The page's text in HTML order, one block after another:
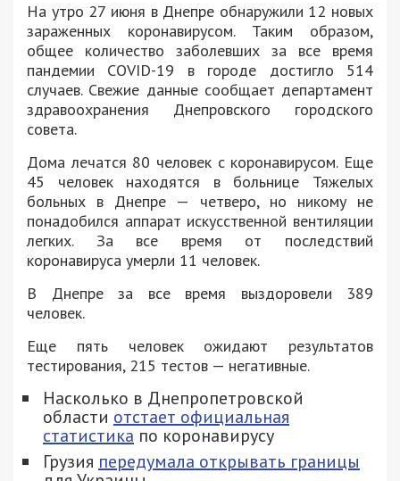
На утро 27 июня в Днепре обнаружили 12 новых
зараженных коронавирусом. Таким образом,
общее количество заболевших за все время
пандемии COVID-19 в городе достигло 514
случаев. Свежие данные сообщает департамент
здравоохранения Днепровского городского
совета.
Дома лечатся 80 человек с коронавирусом. Еще
45 человек находятся в больнице Тяжелых
больных в Днепре — четверо, но никому не
понадобился аппарат искусственной вентиляции
легких. За все время от последствий
коронавируса умерли 11 человек.
В Днепре за все время выздоровели 389
человек.
Еще пять человек ожидают результатов
тестирования, 215 тестов — негативные.
Насколько в Днепропетровской
области отстает официальная
статистика по коронавирусу
Грузия передумала открывать границы